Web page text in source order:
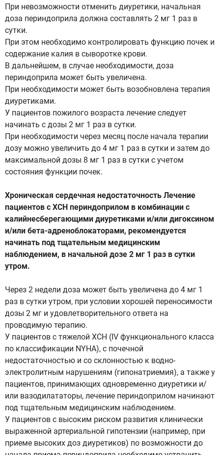
При невозможности отменить диуретики, начальная
доза периндоприла должна составлять 2 мг 1 раз в
сутки.
При этом необходимо контролировать функцию почек и
содержание калия в сыворотке крови.
В дальнейшем, в случае необходимости, доза
периндоприла может быть увеличена.
При необходимости может быть возобновлена терапия
диуретиками.
У пациентов пожилого возраста лечение следует
начинать с дозы 2 мг 1 раз в сутки.
При необходимости через месяц после начала терапии
дозу можно увеличить до 4 мг 1 раз в сутки и затем до
максимальной дозы 8 мг 1 раз в сутки с учетом
состояния функции почек.
Хроническая сердечная недостаточность Лечение
пациентов с ХСН периндоприлом в комбинации с
калийнесберегающими диуретиками и/или дигоксином
и/или бета-адреноблокаторами, рекомендуется
начинать под тщательным медицинским
наблюдением, в начальной дозе 2 мг 1 раз в сутки
утром.
Через 2 недели доза может быть увеличена до 4 мг 1
раз в сутки утром, при условии хорошей переносимости
дозы 2 мг и удовлетворительного ответа на
проводимую терапию.
У пациентов с тяжелой ХСН (IV функционального класса
по классификации NYHA), с почечной
недостаточностью и со склонностью к водно-
электролитным нарушениям (гипонатриемия), а также у
пациентов, принимающих одновременно диуретики и/
или вазодилататоры, лечение периндоприлом начинают
под тщательным медицинским наблюдением.
У пациентов с высоким риском развития клинически
выраженной артериальной гипотензии (например, при
приеме высоких доз диуретиков) по возможности до